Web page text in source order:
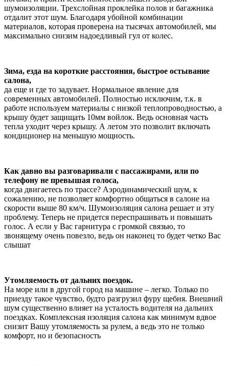
шумоизоляции. Трехслойная проклейка полов и багажника
отдалит этот шум. Благодаря убойной комбинации
материалов, которая проверена на тысячах автомобилей, мы
максимально снизим надоедливый гул от колес.
Зима, езда на короткие расстояния, быстрое остывание
салона,
да еще и где то задувает. Нормальное явление для
современных автомобилей. Полностью исключим, т.к. в
работе используем материалы с низкой теплопроводностью, а
крышу будет защищать 10мм войлок. Ведь основная часть
тепла уходит через крышу. А летом это позволит включать
кондиционер на меньшую мощность.
Как давно вы разговаривали с пассажирами, или по
телефону не превышая голоса,
когда двигаетесь по трассе? Аэродинамический шум, к
сожалению, не позволяет комфортно общаться в салоне на
скорости выше 80 км/ч. Шумоизоляция салона решает и эту
проблему. Теперь не придется переспрашивать и повышать
голос. А если у Вас гарнитура с громкой связью, то
звонящему очень повезло, ведь он наконец то будет четко Вас
слышат
Утомляемость от дальних поездок.
На море или в другой город на машине – легко. Только по
приезду такое чувство, будто разгрузил фуру щебня. Внешний
шум существенно влияет на усталость водителя на дальних
поездках. Комплексная изоляция салона как минимум вдвое
снизит Вашу утомляемость за рулем, а ведь это не только
комфорт, но и безопасность